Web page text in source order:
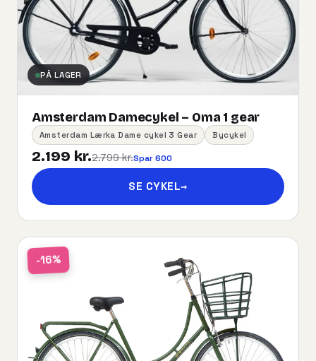
PÅ LAGER
Amsterdam Damecykel – Oma 1 gear
Amsterdam Lærka Dame cykel 3 Gear Bycykel
2.199 kr.2.799 kr.Spar 600
SE CYKEL→
-16%